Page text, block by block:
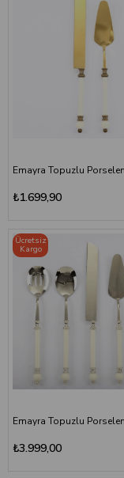
₺1.699,90
₺3.999,00
Ücretsiz
Kargo